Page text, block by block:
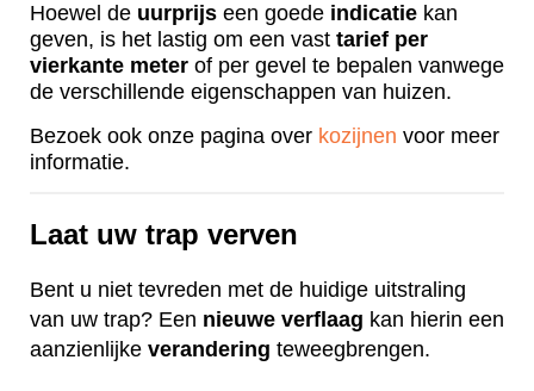
Hoewel de uurprijs een goede indicatie kan
geven, is het lastig om een vast tarief per
vierkante meter of per gevel te bepalen vanwege
de verschillende eigenschappen van huizen.
Bezoek ook onze pagina over kozijnen voor meer
informatie.
Laat uw trap verven
Bent u niet tevreden met de huidige uitstraling
van uw trap? Een nieuwe verflaag kan hierin een
aanzienlijke verandering teweegbrengen.